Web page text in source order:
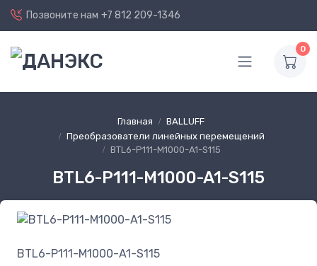
Позвоните нам +7 812 209-1346
0
Главная
BALLUFF
Преобразователи линейных перемещений
BTL6-P111-M1000-A1-S115
BTL6-P111-M1000-A1-S115
BTL6-P111-M1000-A1-S115